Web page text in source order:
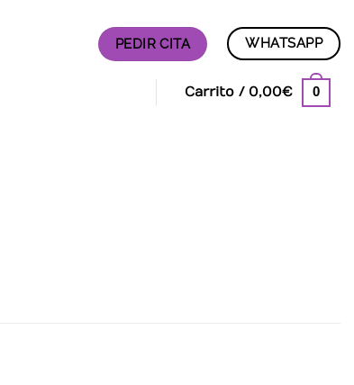
PEDIR CITA WHATSAPP
Carrito / 0,00€ 0